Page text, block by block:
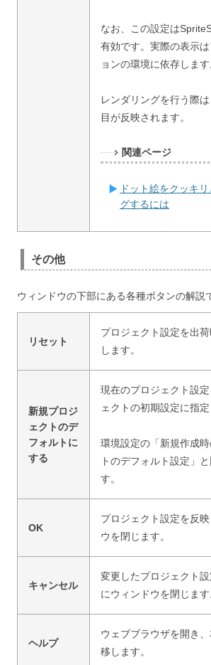
なお、この設定は
有効です。実際の表示
ョンの環境に依存します
レンダリングを行う際
目が反映されます。
関連ページ
ドット絵をクッキ
グするには
その他
ウィンドウの下部にある各種ボタンの解説
リセット
プロジェクト設定を出
します。
新規プロジ
ェクトのデ
フォルトに
する
現在のプロジェクト設
ェクトの初期設定に指定
環境設定の「新規作成
トのデフォルト設定」
す。
OK
プロジェクト設定を反
ウを閉じます。
キャンセル
変更したプロジェクト
にウィンドウを閉じます
ヘルプ
ウェブブラウザを開き
移します。